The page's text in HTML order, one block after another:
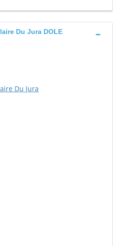
Du Jura DOLE
Du Jura